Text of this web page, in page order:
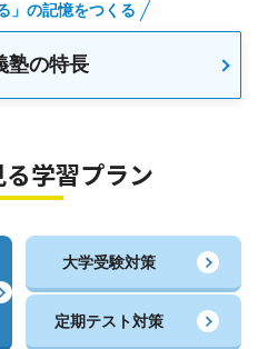
」の記憶をつくる
塾の特長
学習プラン
大学受験対策
定期テスト対策